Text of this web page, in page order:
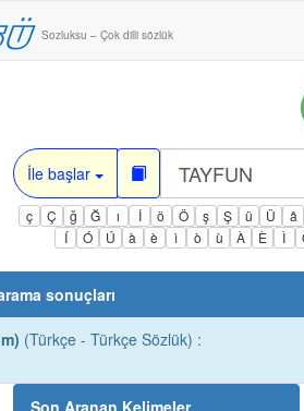
Sozluksu – Çok dilli sözlük
İle başlar
ç Ç ğ Ğ ı İ ö Ö ş Ş ü Ü â
Í
Ó Ú à è ì ò ù À È Ì
sonuçları
(Türkçe - Türkçe Sözlük) :